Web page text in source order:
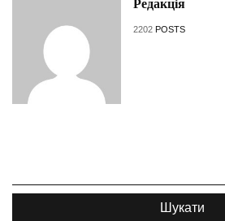
Редакція
2202 POSTS